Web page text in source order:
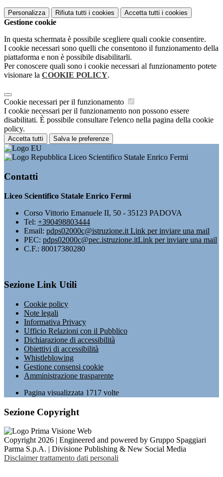
Personalizza Rifiuta tutti i cookies Accetta tutti i cookies
Gestione cookie
In questa schermata è possibile scegliere quali cookie consentire.
I cookie necessari sono quelli che consentono il funzionamento della
piattaforma e non è possibile disabilitarli.
Per conoscere quali sono i cookie necessari al funzionamento potete
visionare la COOKIE POLICY.
Cookie necessari per il funzionamento
I cookie necessari per il funzionamento non possono essere
disabilitati. È possibile consultare l'elenco nella pagina della cookie
policy.
Accetta tutti Salva le preferenze
Liceo Scientifico Statale Enrico Fermi
Contatti
Liceo Scientifico Statale Enrico Fermi
Corso Vittorio Emanuele II, 50 - 35123 PADOVA
Tel: +390498803444
Email: pdps02000c@istruzione.it Link per inviare una mail
PEC: pdps02000c@pec.istruzione.itLink per inviare una mail
C.F.: 80017380280
Sezione Link Utili
Cookie policy
Note legali
Informativa Privacy
Ufficio Relazioni con il Pubblico
Dichiarazione di accessibilità
Obiettivi di accessibilità
Whistleblowing
Gestione consensi cookie
Amministrazione trasparente
Pagina visualizzata 1717 volte
Sezione Copyright
Copyright 2026 | Engineered and powered by Gruppo Spaggiari
Parma S.p.A. | Divisione Publishing & New Social Media
Disclaimer trattamento dati personali